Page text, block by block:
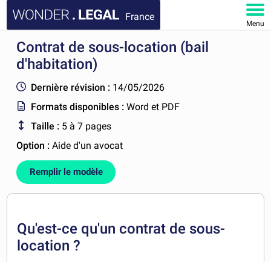
France
Menu
ACCUEIL
FAQ
MON COMPTE
Contrat de sous-location (bail
d'habitation)
Dernière révision : 14/05/2026
Formats disponibles :Word et PDF
Taille : 5 à 7 pages
Option :Aide d'un avocat
Remplir le modèle
Qu'est-ce qu'un contrat de sous-
location ?